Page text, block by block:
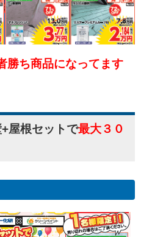
勝ち商品になってます
屋根セットで最大３０